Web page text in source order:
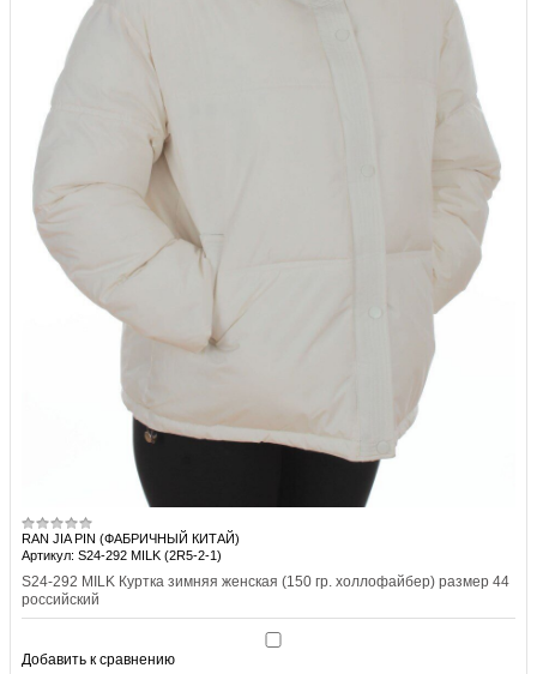
RAN JIA PIN (ФАБРИЧНЫЙ КИТАЙ)
Артикул: S24-292 MILK (2R5-2-1)
S24-292 MILK Куртка зимняя женская (150 гр. холлофайбер) размер 44
российский
Добавить к сравнению